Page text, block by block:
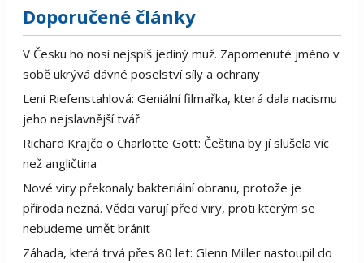
Doporučené články
V Česku ho nosí nejspíš jediný muž. Zapomenuté jméno v
sobě ukrývá dávné poselství síly a ochrany
Leni Riefenstahlová: Geniální filmařka, která dala nacismu
jeho nejslavnější tvář
Richard Krajčo o Charlotte Gott: Čeština by jí slušela víc
než angličtina
Nové viry překonaly bakteriální obranu, protože je
příroda nezná. Vědci varují před viry, proti kterým se
nebudeme umět bránit
Záhada, která trvá přes 80 let: Glenn Miller nastoupil do